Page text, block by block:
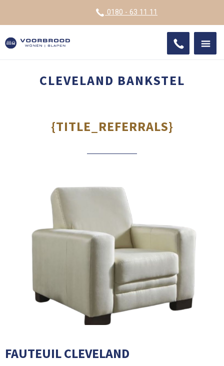
0180 - 63 11 11
CLEVELAND BANKSTEL
{TITLE_REFERRALS}
FAUTEUIL CLEVELAND